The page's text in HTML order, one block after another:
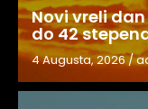
Novi vreli
do 42
4 Augusta, 2026/